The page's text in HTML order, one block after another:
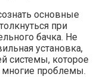
основные
при
бачка. Не
установка,
системы, которое
многие проблемы.